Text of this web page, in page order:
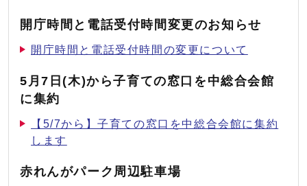
開庁時間と電話受付時間変更のお知らせ
開庁時間と電話受付時間の変更について
5月7日(木)から子育ての窓口を中総合会館
に集約
【5/7から】子育ての窓口を中総合会館に集約
します
赤れんがパーク周辺駐車場